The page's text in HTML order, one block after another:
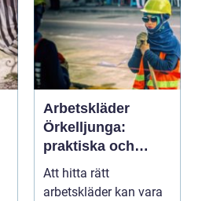
Arbetskläder
Örkelljunga:
praktiska och
hållbara lösningar
för arbetsplatsen
Att hitta rätt
arbetskläder kan vara